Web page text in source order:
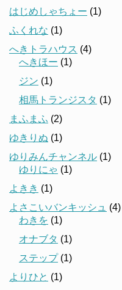
はじめしゃちょー (1)
ふくれな (1)
へきトラハウス (4)
へきほー (1)
ジン (1)
相馬トランジスタ (1)
まふまふ (2)
ゆきりぬ (1)
ゆりみんチャンネル (1)
ゆりにゃ (1)
よきき (1)
よさこいバンキッシュ (4)
わきを (1)
オナブタ (1)
ステップ(1)
よりひと (1)